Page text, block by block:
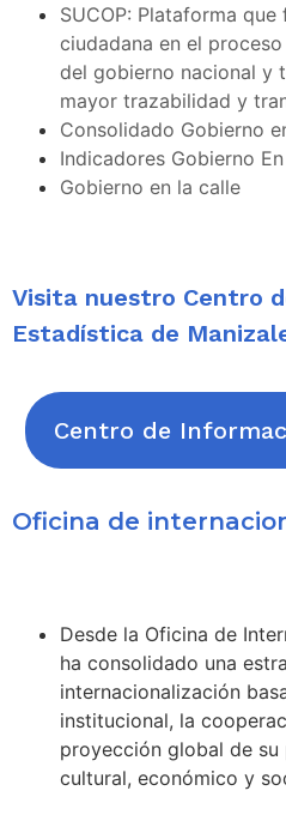
SUCOP: Plataforma
ciudadana en el
del gobierno nacional y
mayor trazabilidad y
Consolidado Gobierno
Indicadores Gobierno
Gobierno en la calle
Visita nuestro Centro
Estadística de
Centro de
Oficina de
Desde la Oficina de
ha consolidado una
internacionalización
institucional, la
proyección global de
cultural, económico y